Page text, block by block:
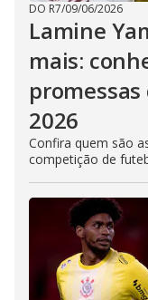
DO R7/09/06/2026
Lamine
mais:
2026
Confira quem são
competição de